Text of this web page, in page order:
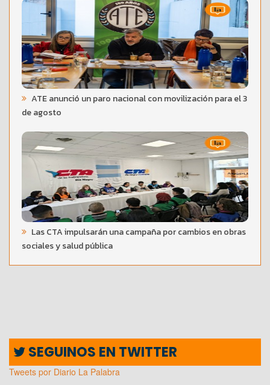
ATE anunció un paro nacional con movilización para el 3
de agosto
Las CTA impulsarán una campaña por cambios en obras
sociales y salud pública
SEGUINOS EN TWITTER
Tweets por Diario La Palabra